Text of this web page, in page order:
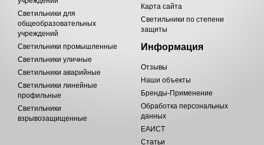
Светильники для
общеобразовательных
учреждений
Светильники промышленные
Светильники уличные
Светильники аварийные
Светильники линейные
профильные
Светильники
взрывозащищенные
Карта сайта
Светильники по степени
защиты
Информация
Отзывы
Наши объекты
Бренды-Применение
Обработка персональных
данных
ЕАИСТ
Статьи